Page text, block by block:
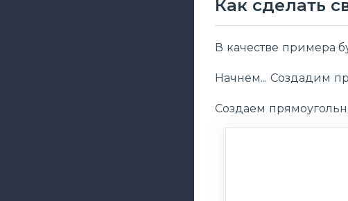
Как сделать
В качестве примера
Начнем... Создадим
Создаем